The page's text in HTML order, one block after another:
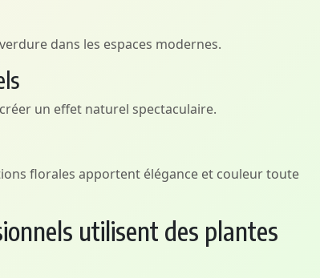
dans les espaces modernes.
un effet naturel spectaculaire.
florales apportent élégance et couleur toute
utilisent des plantes